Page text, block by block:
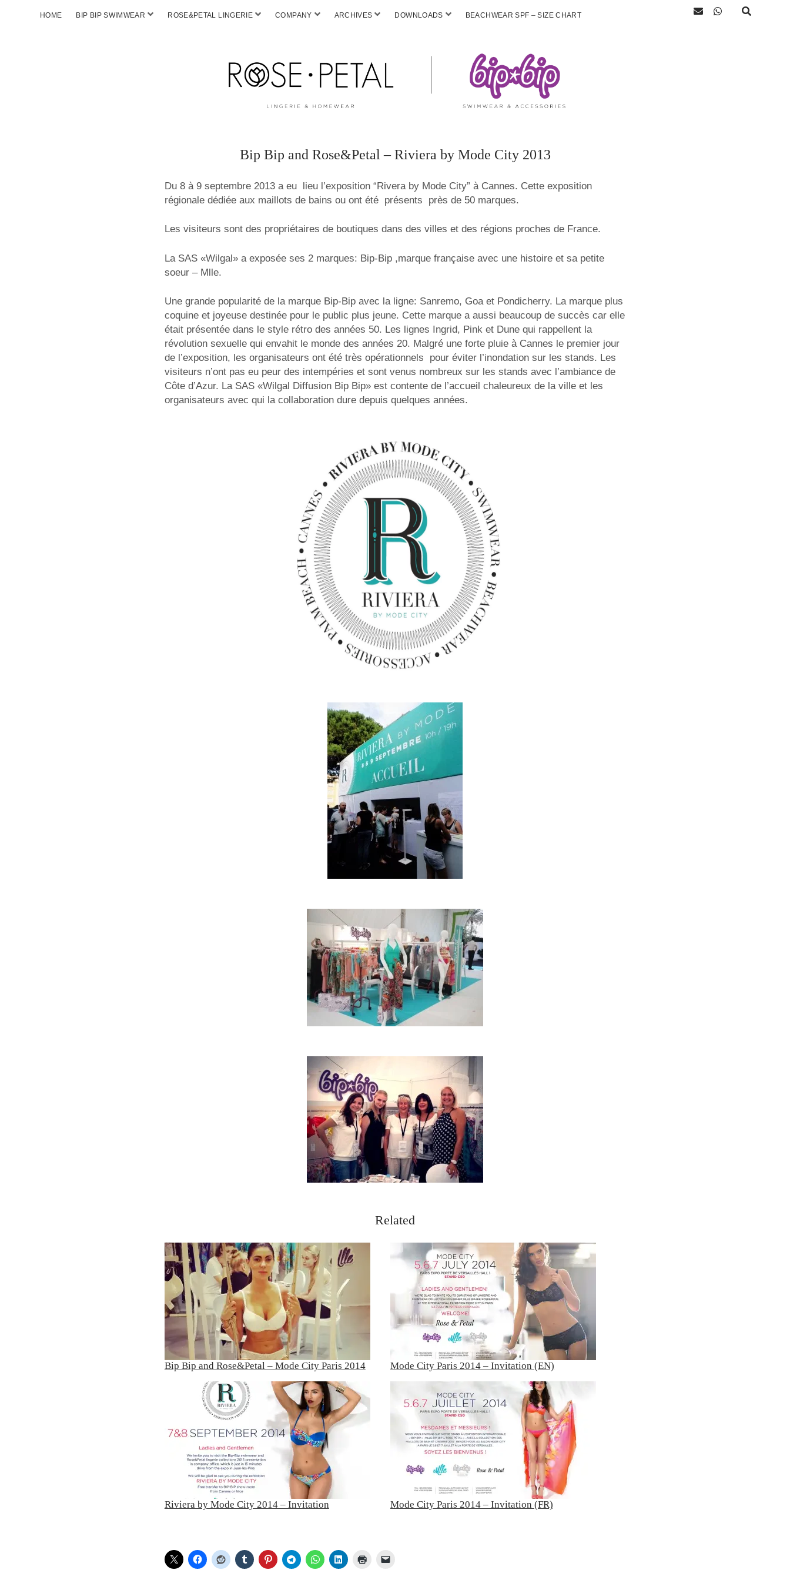
HOME BIP BIP SWIMWEAR ROSE&PETAL LINGERIE COMPANY ARCHIVES DOWNLOADS BEACHWEAR SPF – SIZE CHART
Bip Bip and Rose&Petal – Riviera by Mode City 2013
Du 8 à 9 septembre 2013 a eu lieu l’exposition “Rivera by Mode City” à Cannes. Cette exposition
régionale dédiée aux maillots de bains ou ont été présents près de 50 marques.
Les visiteurs sont des propriétaires de boutiques dans des villes et des régions proches de France.
La SAS «Wilgal» a exposée ses 2 marques: Bip-Bip ,marque française avec une histoire et sa petite
soeur – Mlle.
Une grande popularité de la marque Bip-Bip avec la ligne: Sanremo, Goa et Pondicherry. La marque plus
coquine et joyeuse destinée pour le public plus jeune. Cette marque a aussi beaucoup de succès car elle
était présentée dans le style rétro des années 50. Les lignes Ingrid, Pink et Dune qui rappellent la
révolution sexuelle qui envahit le monde des années 20. Malgré une forte pluie à Cannes le premier jour
de l’exposition, les organisateurs ont été très opérationnels pour éviter l’inondation sur les stands. Les
visiteurs n’ont pas eu peur des intempéries et sont venus nombreux sur les stands avec l’ambiance de
Côte d’Azur. La SAS «Wilgal Diffusion Bip Bip» est contente de l’accueil chaleureux de la ville et les
organisateurs avec qui la collaboration dure depuis quelques années.
Related
Bip Bip and Rose&Petal – Mode City Paris 2014 Mode City Paris 2014 – Invitation (EN)
Riviera by Mode City 2014 – Invitation Mode City Paris 2014 – Invitation (FR)